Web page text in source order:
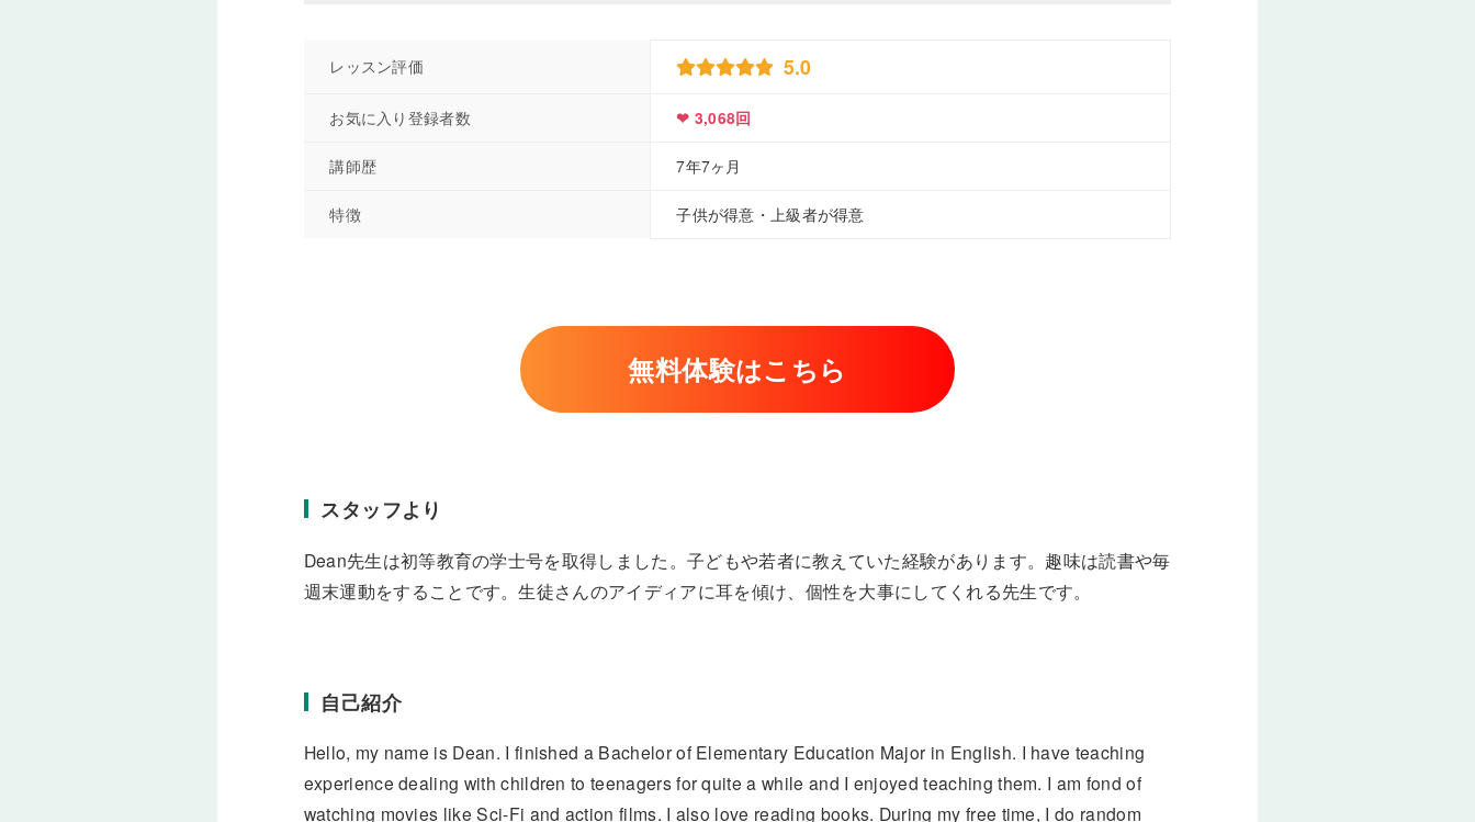
レッスン評価 5.0
お気に入り登録者数 ❤ 3,068回
講師歴 7年7ヶ月
特徴 子供が得意・上級者が得意
無料体験はこちら
スタッフより
Dean先生は初等教育の学士号を取得しました。子どもや若者に教えていた経験があります。趣味は読書や毎
週末運動をすることです。生徒さんのアイディアに耳を傾け、個性を大事にしてくれる先生です。
自己紹介
Hello, my name is Dean. I finished a Bachelor of Elementary Education Major in English. I have teaching
experience dealing with children to teenagers for quite a while and I enjoyed teaching them. I am fond of
watching movies like Sci-Fi and action films. I also love reading books. During my free time, I do random